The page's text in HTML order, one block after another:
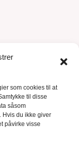
som cookies til at
til disse
såsom
Hvis du ikke giver
påvirke visse